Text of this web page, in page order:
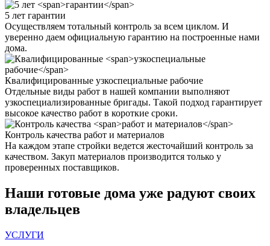
5 лет гарантии
Осуществляем тотальный контроль за всем циклом. И
уверенно даем официальную гарантию на построенные нами
дома.
Квалифицированные узкоспециальные рабочие
Отдельные виды работ в нашей компании выполняют
узкоспециализированные бригады. Такой подход гарантирует
высокое качество работ в короткие сроки.
Контроль качества работ и материалов
На каждом этапе стройки ведется жесточайший контроль за
качеством. Закуп материалов производится только у
проверенных поставщиков.
Наши готовые дома уже радуют своих
владельцев
УСЛУГИ